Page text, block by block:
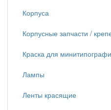
Корпуса
Корпусные запчасти /
Краска для
Лампы
Ленты красящие